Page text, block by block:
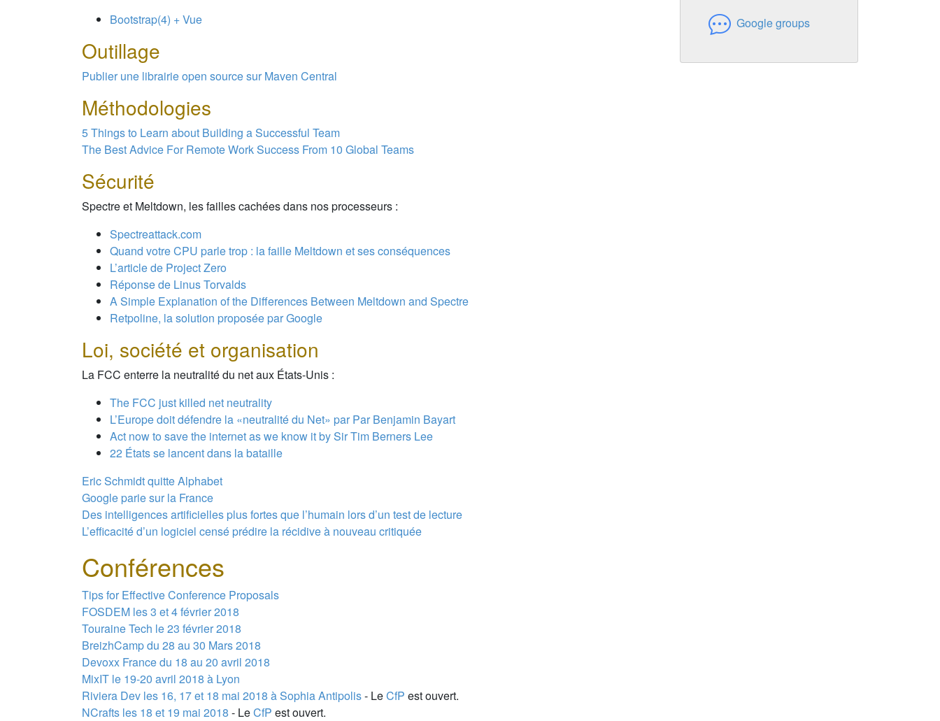
Bootstrap(4) + Vue
Outillage
Publier une librairie open source sur Maven Central
Méthodologies
5 Things to Learn about Building a Successful Team
The Best Advice For Remote Work Success From 10 Global Teams
Sécurité
Spectre et Meltdown, les failles cachées dans nos processeurs :
Spectreattack.com
Quand votre CPU parle trop : la faille Meltdown et ses conséquences
L’article de Project Zero
Réponse de Linus Torvalds
A Simple Explanation of the Differences Between Meltdown and Spectre
Retpoline, la solution proposée par Google
Loi, société et organisation
La FCC enterre la neutralité du net aux États-Unis :
The FCC just killed net neutrality
L’Europe doit défendre la «neutralité du Net» par Par Benjamin Bayart
Act now to save the internet as we know it by Sir Tim Berners Lee
22 États se lancent dans la bataille
Eric Schmidt quitte Alphabet
Google parie sur la France
Des intelligences artificielles plus fortes que l’humain lors d’un test de lecture
L’efficacité d’un logiciel censé prédire la récidive à nouveau critiquée
Conférences
Tips for Effective Conference Proposals
FOSDEM les 3 et 4 février 2018
Touraine Tech le 23 février 2018
BreizhCamp du 28 au 30 Mars 2018
Devoxx France du 18 au 20 avril 2018
MixIT le 19-20 avril 2018 à Lyon
Riviera Dev les 16, 17 et 18 mai 2018 à Sophia Antipolis- LeCfP est ouvert.
NCrafts les 18 et 19 mai 2018 - LeCfP est ouvert.
Google groups